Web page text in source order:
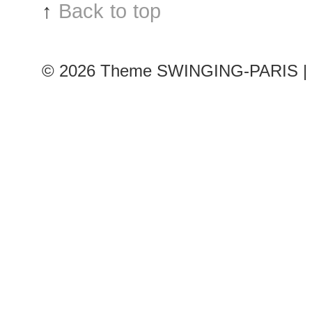
↑ Back to top
© 2026 Theme SWINGING-PARIS